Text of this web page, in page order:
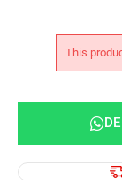
This